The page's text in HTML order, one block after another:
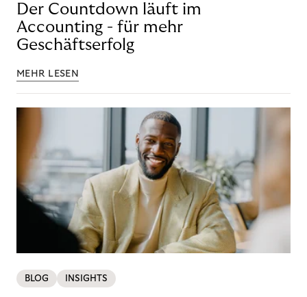
Der Countdown läuft im
Accounting - für mehr
Geschäftserfolg
MEHR LESEN
BLOG INSIGHTS